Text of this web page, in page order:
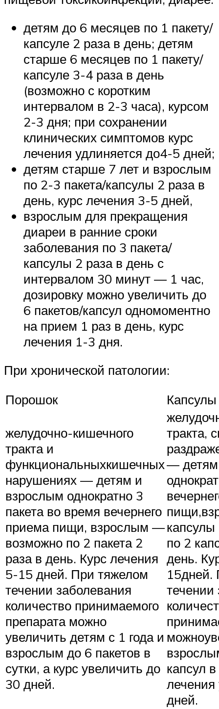
детям до 6 месяцев по 1 пакету/
капсуле 2 раза в день; детям
старше 6 месяцев по 1 пакету/
капсуле 3-4 раза в день
(возможно с коротким
интервалом в 2-3 часа), курсом
2-3 дня; при сохранении
клинических симптомов курс
лечения удлиняется до4-5 дней;
детям старше 7 лет и взрослым
по 2-3 пакета/капсулы 2 раза в
день, курс лечения 3-5 дней,
взрослым для прекращения
диареи в ранние сроки
заболевания по 3 пакета/
капсулы 2 раза в день с
интервалом 30 минут — 1 час,
дозировку можно увеличить до
6 пакетов/капсул одномоментно
на прием 1 раз в день, курс
лечения 1-3 дня.
При хронической патологии:
Порошок
Капсулы
желудочно-кишечного
тракта и
функциональныхкишечных
нарушениях — детям и
взрослым однократно 3
пакета во время вечернего
приема пищи, взрослым —
возможно по 2 пакета 2
раза в день. Курс лечения
5-15 дней. При тяжелом
течении заболевания
количество принимаемого
препарата можно
увеличить детям с 1 года и
взрослым до 6 пакетов в
сутки, а курс увеличить до
30 дней.
тракта,
— детям
капсулы
по 2
день.
15дней.
течении
капсул
лечения
дней.